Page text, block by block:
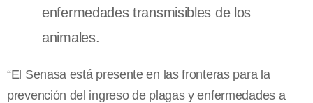
enfermedades transmisibles de los
animales.
“El Senasa está presente en las fronteras para la
prevención del ingreso de plagas y enfermedades a